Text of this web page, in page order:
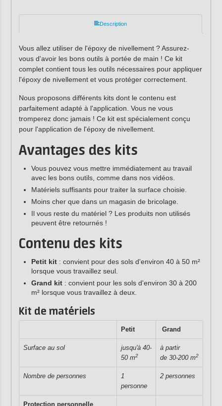
Description
Vous allez utiliser de l'époxy de nivellement ? Assurez-
vous d'avoir les bons outils à portée de main ! Ce kit
complet contient tous les outils nécessaires pour appliquer
l'époxy de nivellement et vous protéger correctement.
Nous proposons différents kits dont le contenu est
parfaitement adapté à l'application. Vous ne vous
tromperez donc jamais ! Ce kit est spécialement conçu
pour l'application de l'époxy de nivellement.
Avantages des kits
Vous pouvez vous mettre immédiatement au travail
avec les bons outils, comme dans nos vidéos.
Matériels suffisants pour traiter la surface choisie.
Moins cher que dans un magasin de bricolage.
Il vous reste du matériel ? Les produits non utilisés
peuvent être retournés !
Contenu des kits
Petit kit: convient pour des sols d'environ 40 à 50 m²
lorsque vous travaillez seul.
Grand kit: convient pour les sols d'environ 30 à 200
m² lorsque vous travaillez à deux.
Kit de matériels
Petit Grand
Surface au sol
jusqu'à 40-
50 m2
à partir
de 30-200 m2
Nombre de personnes
1
personne
2 personnes
Protection personnelle